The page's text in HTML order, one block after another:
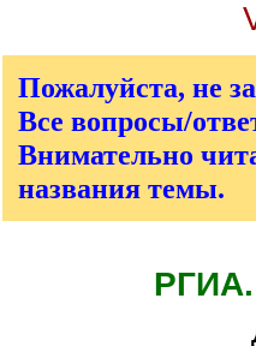
Пожалуйста, не
Все вопросы/
Внимательно
названия темы.